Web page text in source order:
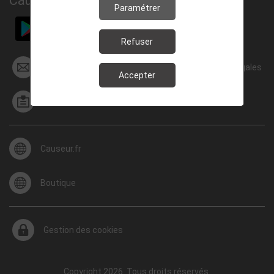
Paramétrer
Refuser
Accepter
Nous contacter Mentions légales
Causeur.fr
Boutique
Gestion des cookies
Copyright 2026. Tous droits réservés.